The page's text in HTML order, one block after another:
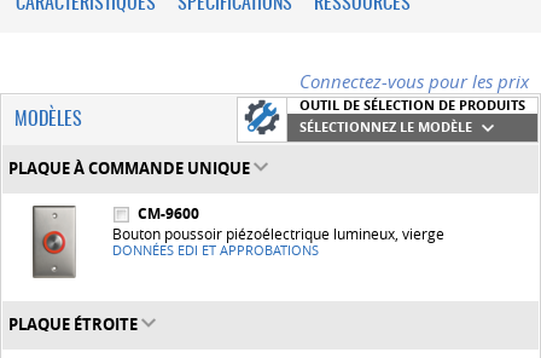
Connectez-vous pour les prix
MODÈLES
OUTIL DE SÉLECTION DE PRODUITS
SÉLECTIONNEZ LE MODÈLE
PLAQUE À COMMANDE UNIQUE
CM-9600
Bouton poussoir piézoélectrique lumineux, vierge
DONNÉES EDI ET APPROBATIONS
PLAQUE ÉTROITE